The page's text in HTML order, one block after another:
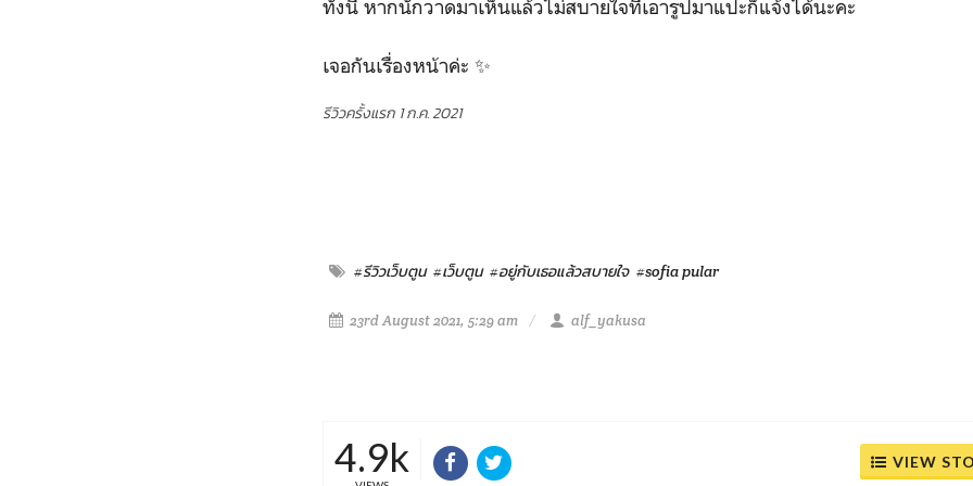
ทั้งนี้ หากนักวาดมาเห็นแล้วไม่สบายใจที่เอารูปมาแปะก็แจ้งได้นะคะ
เจอกันเรื่องหน้าค่ะ ✨
รีวิวครั้งแรก 1 ก.ค. 2021
#รีวิวเว็บตูน #เว็บตูน #อยู่กับเธอแล้วสบายใจ #sofia pular
23rd August 2021, 5:29 am alf_yakusa
4.9k VIEW